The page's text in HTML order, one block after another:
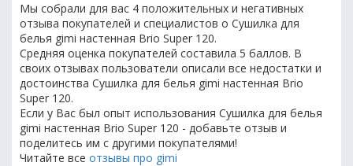
Мы собрали для вас 4 положительных и негативных
отзыва покупателей и специалистов о Сушилка для
белья gimi настенная Brio Super 120.
Средняя оценка покупателей составила 5 баллов. В
своих отзывах пользователи описали все недостатки и
достоинства Сушилка для белья gimi настенная Brio
Super 120.
Если у Вас был опыт использования Сушилка для белья
gimi настенная Brio Super 120 - добавьте отзыв и
поделитесь им с другими покупателями!
Читайте все отзывы про gimi